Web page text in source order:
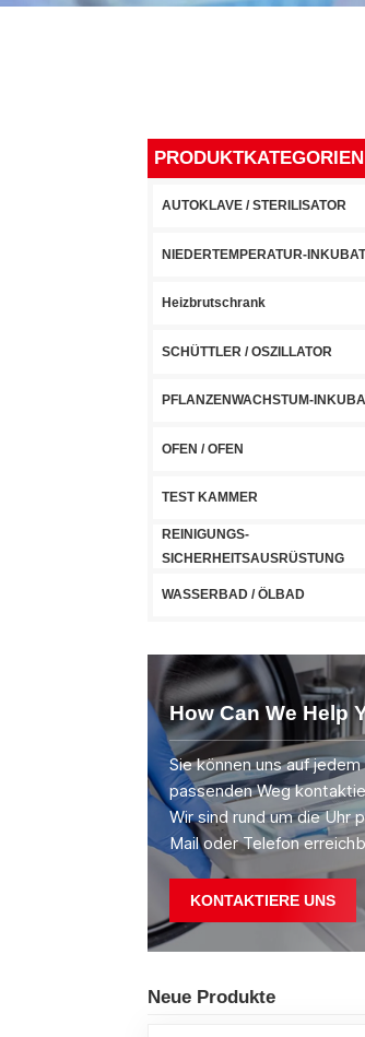
PRODUKTKATEGORIEN
AUTOKLAVE / STERILISATOR
NIEDERTEMPERATUR-
Heizbrutschrank
SCHÜTTLER / OSZILLATOR
PFLANZENWACHSTUM-
OFEN / OFEN
TEST KAMMER
REINIGUNGS-
SICHERHEITSAUSRÜSTUNG
WASSERBAD / ÖLBAD
How Can We Help
Sie können uns auf jedem
passenden Weg
Wir sind rund um die Uhr
Mail oder Telefon
KONTAKTIERE UNS
Neue Produkte